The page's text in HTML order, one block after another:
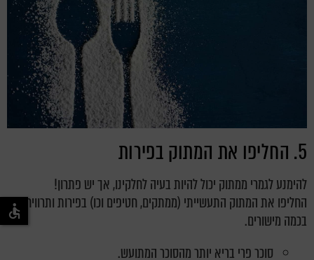
5. החליפו את המתוק בפירות
להימנע לגמרי ממתוק יכול להיות בעיה לחלקינו, אך יש פתרון!
החליפו את המתוק התעשייתי (ממתקים, חטיפים וכו) בפירות ותרוויחו
בכמה מישורים.
סוכר פרי בריא יותר מהסוכר המתועש.